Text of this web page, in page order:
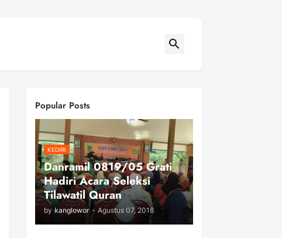
Popular Posts
KEDIRI
Danramil 0819/05 Grati
Hadiri Acara Seleksi
Tilawatil Quran
by kanglowor - Agustus 07, 2018